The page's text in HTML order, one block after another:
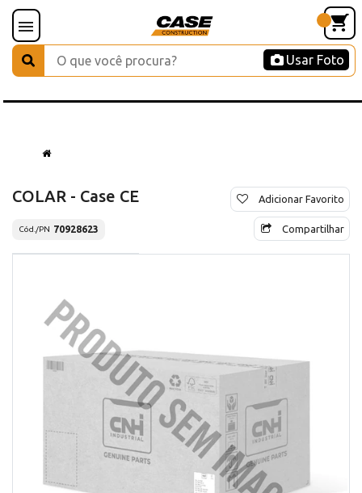
Usar Foto
COLAR - Case CE
Cód./PN 70928623
Adicionar Favorito
Compartilhar